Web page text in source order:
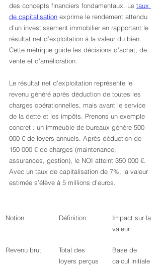
des concepts financiers fondamentaux. Le taux
de capitalisation exprime le rendement attendu
d’un investissement immobilier en rapportant le
résultat net d’exploitation à la valeur du bien.
Cette métrique guide les décisions d’achat, de
vente et d’amélioration.
Le résultat net d’exploitation représente le
revenu généré après déduction de toutes les
charges opérationnelles, mais avant le service
de la dette et les impôts. Prenons un exemple
concret : un immeuble de bureaux génère 500
000 € de loyers annuels. Après déduction de
150 000 € de charges (maintenance,
assurances, gestion), le NOI atteint 350 000 €.
Avec un taux de capitalisation de 7%, la valeur
estimée s’élève à 5 millions d’euros.
Notion Définition
Impact sur la
valeur
Revenu brut
Total des
loyers perçus
Base de
calcul initiale